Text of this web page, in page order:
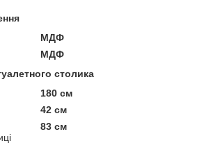
МДФ
МДФ
столика
180 см
42 см
83 см